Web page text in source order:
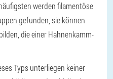
werden filamentöse
gefunden, sie können
die einer Hahnenkamm-
Typs unterliegen keiner